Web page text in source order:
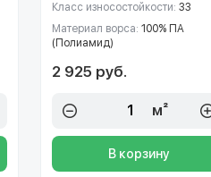
Класс износостойкости: 33
Материал ворса: 100% ПА
(Полиамид)
2 925 руб.
м²
В корзину